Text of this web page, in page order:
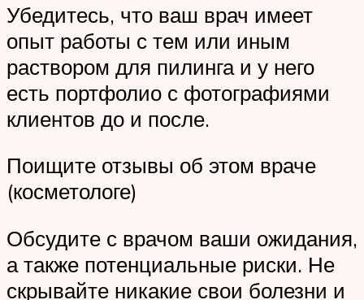
Убедитесь, что ваш врач имеет
опыт работы с тем или иным
раствором для пилинга и у него
есть портфолио с фотографиями
клиентов до и после.
Поищите отзывы об этом враче
(косметологе)
Обсудите с врачом ваши ожидания,
а также потенциальные риски. Не
скрывайте никакие свои болезни и